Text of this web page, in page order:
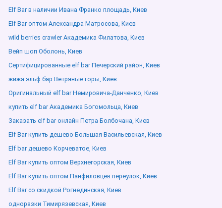
Elf Bar в наличии Ивана Франко площадь, Киев
Elf Bar оптом Александра Матросова, Киев
wild berries crawler Академика Филатова, Киев
Вейп шоп Оболонь, Киев
Сертифицированные elf bar Печерский район, Киев
жижа эльф бар Ветряные горы, Киев
Оригинальный elf bar Немировича-Данченко, Киев
купить elf bar Академика Богомольца, Киев
Заказать elf bar онлайн Петра Болбочана, Киев
Elf Bar купить дешево Большая Васильевская, Киев
Elf bar дешево Корчеватое, Киев
Elf Bar купить оптом Верхнегорская, Киев
Elf Bar купить оптом Панфиловцев переулок, Киев
Elf Bar со скидкой Рогнединская, Киев
одноразки Тимирязевская, Киев